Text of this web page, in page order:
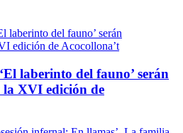
‘El laberinto del fauno’ serán
la XVI edición de